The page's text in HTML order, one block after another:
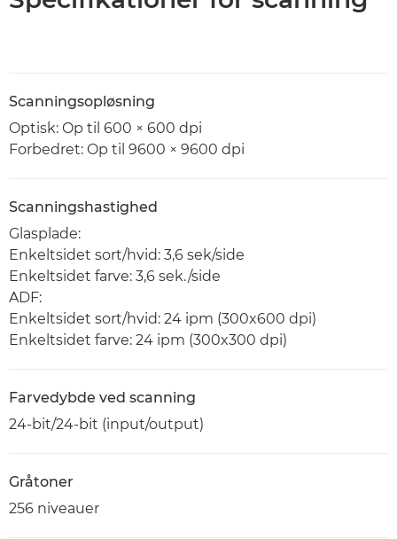
Scanningsopløsning
Optisk: Op til 600 × 600 dpi
Forbedret: Op til 9600 × 9600 dpi
Scanningshastighed
Glasplade:
Enkeltsidet sort/hvid: 3,6 sek/side
Enkeltsidet farve: 3,6 sek./side
ADF:
Enkeltsidet sort/hvid: 24 ipm (300x600 dpi)
Enkeltsidet farve: 24 ipm (300x300 dpi)
Farvedybde ved scanning
24-bit/24-bit (input/output)
Gråtoner
256 niveauer